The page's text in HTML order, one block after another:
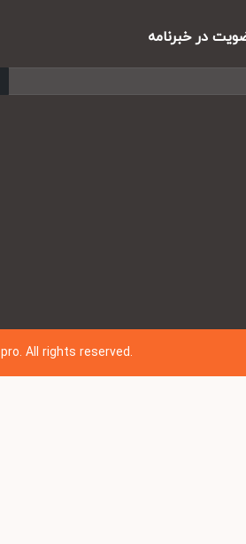
در خبرنامه
pro. All rights reserved.